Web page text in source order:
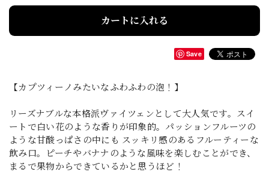
カートに入れる
Save
【カプツィーノみたいなふわふわの泡！】
リーズナブルな本格派ヴァイツェンとして大人気です。スイ
ートで白い花のような香りが印象的。パッションフルーツの
ような甘酸っぱさの中にも スッキリ感のあるフルーティーな
飲み口。ピーチやバナナのような風味を楽しむことができ、
まるで果物からできているかと思うほど！